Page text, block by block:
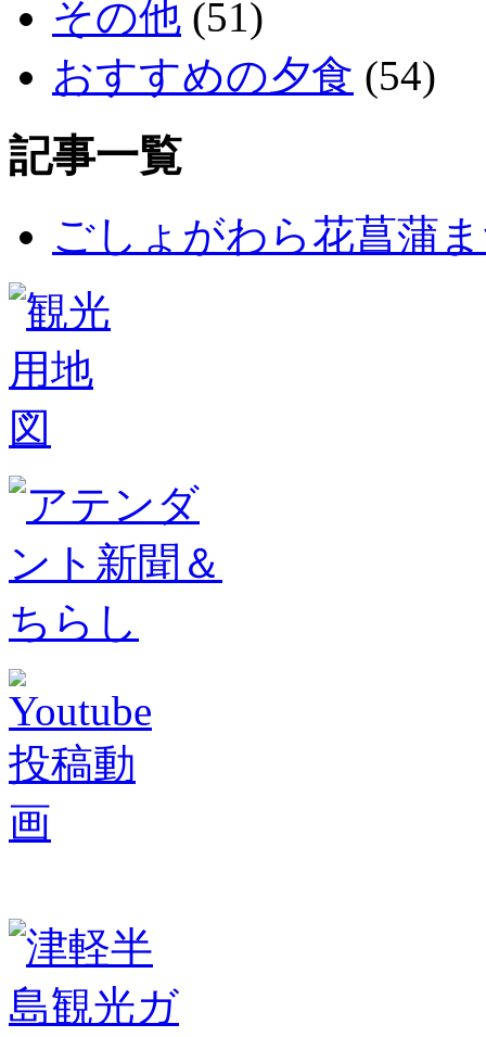
その他 (51)
おすすめの夕食 (54)
記事一覧
ごしょがわら花菖蒲